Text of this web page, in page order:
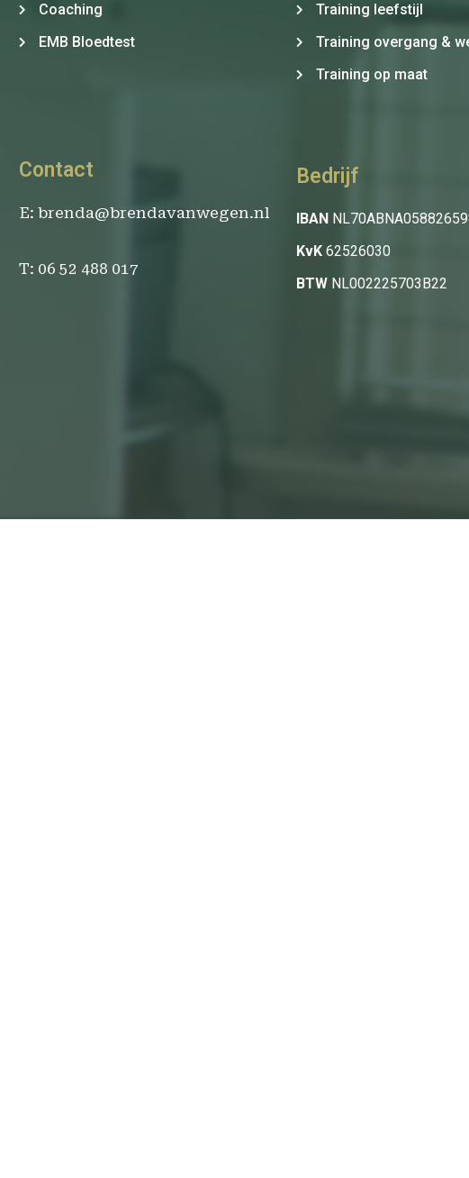
Coaching
EMB Bloedtest
Contact
E: brenda@brendavanwegen.nl
T: 06 52 488 017
Training leefstijl
Training overgang &
Training op maat
Bedrijf
IBAN
KvK62526030
BTWNL002225703B22